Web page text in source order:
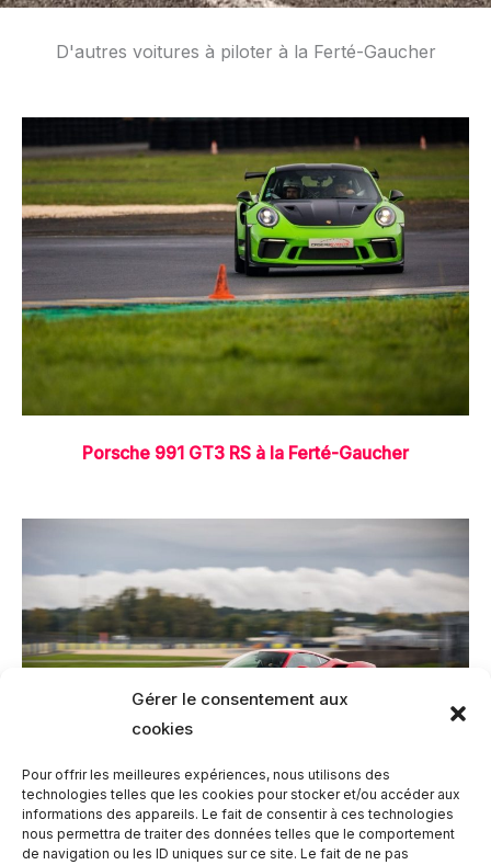
Gérer le consentement aux
cookies
Pour offrir les meilleures expériences, nous utilisons des
technologies telles que les cookies pour stocker et/ou accéder aux
informations des appareils. Le fait de consentir à ces technologies
nous permettra de traiter des données telles que le comportement
de navigation ou les ID uniques sur ce site. Le fait de ne pas
D'autres voitures à piloter à la Ferté-Gaucher
Porsche 991 GT3 RS à la Ferté-Gaucher
Ferrari 488 GTB à la Ferté-Gaucher